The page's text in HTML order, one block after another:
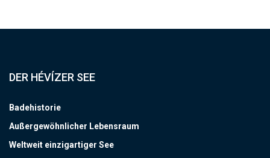
DER HÉVÍZER SEE
Badehistorie
Außergewöhnlicher Lebensraum
Weltweit einzigartiger See